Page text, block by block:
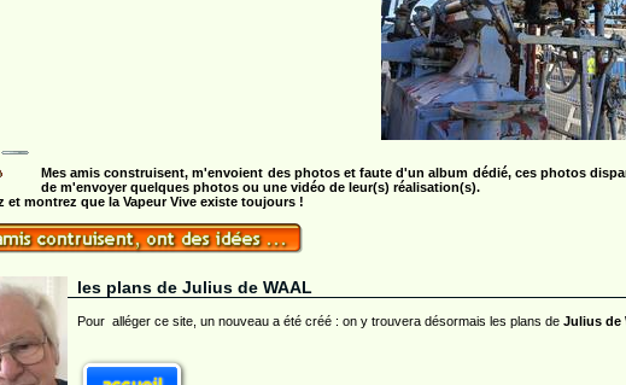
Mes amis construisent, m'envoient des photos et faute d'un album dédié, ces photos
de m'envoyer quelques photos ou une vidéo de leur(s) réalisation(s).
et montrez que la Vapeur Vive existe toujours !
les plans de Julius de WAAL
Pour alléger ce site, un nouveau a été créé : on y trouvera désormais les plans de Julius de